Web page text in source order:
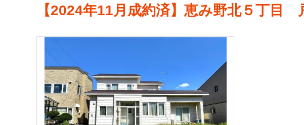
【2024年11月成約済】恵み野北５丁目